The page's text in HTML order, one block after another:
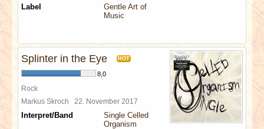
Label
Gentle Art of
Music
Splinter in the Eye HOT
8,0
Rock
Markus Skroch 22. November 2017
Interpret/Band
Single Celled
Organism